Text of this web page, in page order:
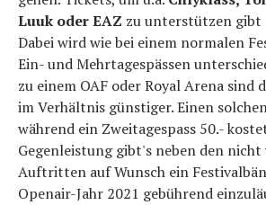
Luuk oder EAZ zu unterstützen gibt
Dabei wird wie bei einem normalen
Ein- und Mehrtagespässen
zu einem OAF oder Royal Arena sind
im Verhältnis günstiger. Einen
während ein Zweitagespass 50.-
Gegenleistung gibt's neben den
Auftritten auf Wunsch ein
Openair-Jahr 2021 gebührend